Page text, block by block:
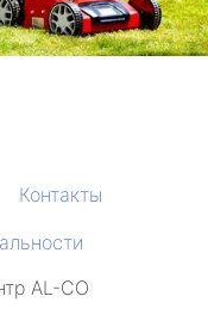
Контакты
AL-CO